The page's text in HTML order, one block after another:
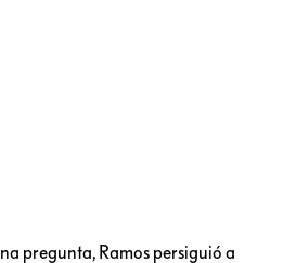
pregunta, Ramos persiguió a